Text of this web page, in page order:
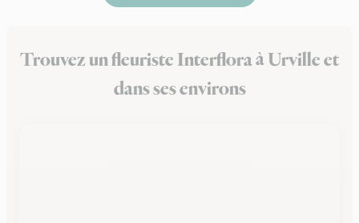
Trouvez un fleuriste Interflora à Urville et
dans ses environs